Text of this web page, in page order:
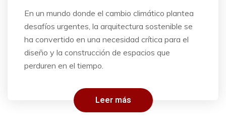
En un mundo donde el cambio climático plantea
desafíos urgentes, la arquitectura sostenible se
ha convertido en una necesidad crítica para el
diseño y la construcción de espacios que
perduren en el tiempo.
Leer más